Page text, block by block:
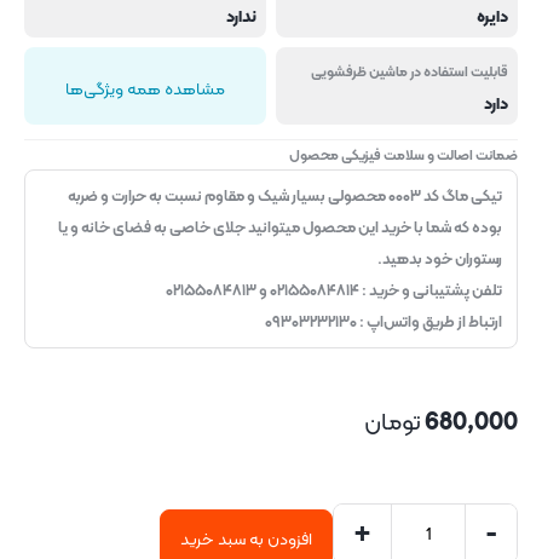
دایره ندارد
قابلیت استفاده در ماشین ظرفشویی
دارد مشاهده همه ویژگی‌ها
ضمانت اصالت و سلامت فیزیکی محصول
تیکی ماگ کد ۰۰۰۳ محصولی بسیار شیک و مقاوم نسبت به حرارت و ضربه
بوده که شما با خرید این محصول میتوانید جلای خاصی به فضای خانه و یا
رستوران خود بدهید.
تلفن پشتیبانی و خرید : ۰۲۱۵۵۰۸۴۸۱۴ و ۰۲۱۵۵۰۸۴۸۱۳
ارتباط از طریق واتس‌اپ : ۰۹۳۰۳۲۳۲۱۳۰
680,000تومان
-
+ افزودن به سبد خرید